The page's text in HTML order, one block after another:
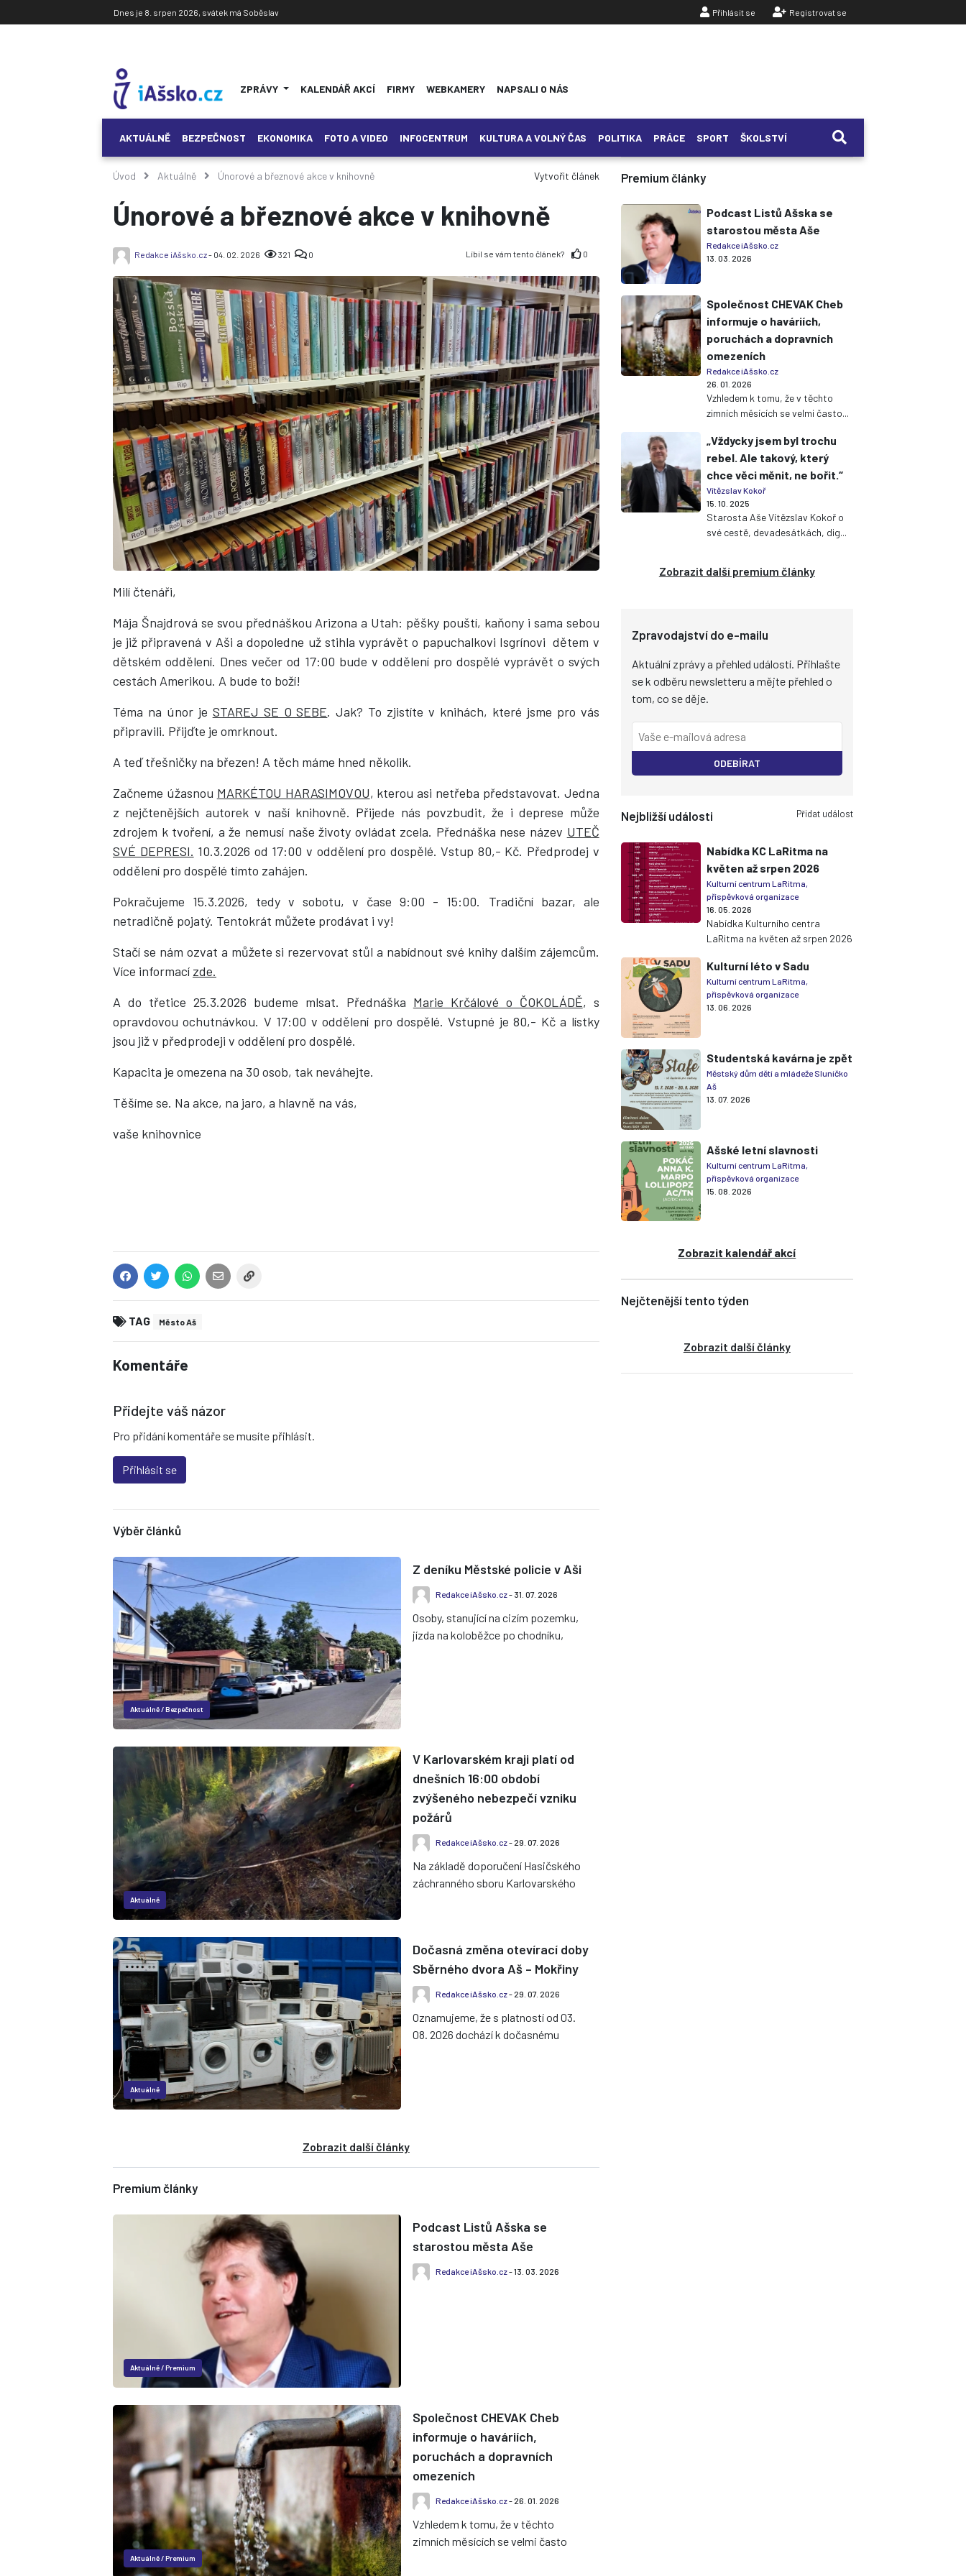
Dnes je 8. srpen 2026, svátek má Soběslav Přihlásit se Registrovat se
ZPRÁVY KALENDÁŘ AKCÍ FIRMY WEBKAMERY NAPSALI O NÁS
AKTUÁLNĚ BEZPEČNOST EKONOMIKA FOTO A VIDEO INFOCENTRUM KULTURA A VOLNÝ ČAS POLITIKA PRÁCE SPORT ŠKOLSTVÍ
Úvod Aktuálně Únorové a březnové akce v knihovně Vytvořit článek
Únorové a březnové akce v knihovně
Redakce iAšsko.cz- 04. 02. 2026 321 0 Líbil se vám tento článek? 0
Milí čtenáři,
Mája Šnajdrová se svou přednáškou Arizona a Utah: pěšky pouští, kaňony i sama sebou
je již připravená v Aši a dopoledne už stihla vyprávět o papuchalkovi Isgrínovi dětem v
dětském oddělení. Dnes večer od 17:00 bude v oddělení pro dospělé vyprávět o svých
cestách Amerikou. A bude to boží!
Téma na únor je STAREJ SE O SEBE. Jak? To zjistíte v knihách, které jsme pro vás
připravili. Přijďte je omrknout.
A teď třešničky na březen! A těch máme hned několik.
Začneme úžasnou MARKÉTOU HARASIMOVOU, kterou asi netřeba představovat. Jedna
z nejčtenějších autorek v naší knihovně. Přijede nás povzbudit, že i deprese může
zdrojem k tvoření, a že nemusí naše životy ovládat zcela. Přednáška nese název UTEČ
SVÉ DEPRESI. 10.3.2026 od 17:00 v oddělení pro dospělé. Vstup 80,- Kč. Předprodej v
oddělení pro dospělé tímto zahájen.
Pokračujeme 15.3.2026, tedy v sobotu, v čase 9:00 - 15:00. Tradiční bazar, ale
netradičně pojatý. Tentokrát můžete prodávat i vy!
Stačí se nám ozvat a můžete si rezervovat stůl a nabídnout své knihy dalším zájemcům.
Více informací zde.
A do třetice 25.3.2026 budeme mlsat. Přednáška Marie Krčálové o ČOKOLÁDĚ, s
opravdovou ochutnávkou. V 17:00 v oddělení pro dospělé. Vstupné je 80,- Kč a lístky
jsou již v předprodeji v oddělení pro dospělé.
Kapacita je omezena na 30 osob, tak neváhejte.
Těšíme se. Na akce, na jaro, a hlavně na vás,
vaše knihovnice
TAG Město Aš
Komentáře
Přidejte váš názor
Pro přidání komentáře se musíte přihlásit.
Přihlásit se
Výběr článků
Aktuálně/Bezpečnost
Z deníku Městské policie v Aši
Redakce iAšsko.cz- 31. 07. 2026
Osoby, stanující na cizím pozemku,
jízda na koloběžce po chodníku,
Aktuálně
V Karlovarském kraji platí od
dnešních 16:00 období
zvýšeného nebezpečí vzniku
požárů
Redakce iAšsko.cz- 29. 07. 2026
Na základě doporučení Hasičského
záchranného sboru Karlovarského
Aktuálně
Dočasná změna otevírací doby
Sběrného dvora Aš – Mokřiny
Redakce iAšsko.cz- 29. 07. 2026
Oznamujeme, že s platností od 03.
08. 2026 dochází k dočasnému
Zobrazit další články
Premium články
Aktuálně/Premium
Podcast Listů Ašska se
starostou města Aše
Redakce iAšsko.cz- 13. 03. 2026
Aktuálně/Premium
Společnost CHEVAK Cheb
informuje o haváriích,
poruchách a dopravních
omezeních
Redakce iAšsko.cz- 26. 01. 2026
Vzhledem k tomu, že v těchto
zimních měsících se velmi často
Premium články
Podcast Listů Ašska se
starostou města Aše
Redakce iAšsko.cz
13. 03. 2026
Společnost CHEVAK Cheb
informuje o haváriích,
poruchách a dopravních
omezeních
Redakce iAšsko.cz
26. 01. 2026
Vzhledem k tomu, že v těchto
zimních měsících se velmi často...
„Vždycky jsem byl trochu
rebel. Ale takový, který
chce věci měnit, ne bořit.“
Vítězslav Kokoř
15. 10. 2025
Starosta Aše Vítězslav Kokoř o
své cestě, devadesátkách, dig...
Zobrazit další premium články
Zpravodajství do e-mailu
Aktuální zprávy a přehled událostí. Přihlašte
se k odběru newsletteru a mějte přehled o
tom, co se děje.
ODEBÍRAT
Nejbližší události Přidat událost
Nabídka KC LaRitma na
květen až srpen 2026
Kulturní centrum LaRitma,
příspěvková organizace
16. 05. 2026
Nabídka Kulturního centra
LaRitma na květen až srpen 2026
Kulturní léto v Sadu
Kulturní centrum LaRitma,
příspěvková organizace
13. 06. 2026
Studentská kavárna je zpět
Městský dům dětí a mládeže Sluníčko
Aš
13. 07. 2026
Ašské letní slavnosti
Kulturní centrum LaRitma,
příspěvková organizace
15. 08. 2026
Zobrazit kalendář akcí
Nejčtenější tento týden
Zobrazit další články